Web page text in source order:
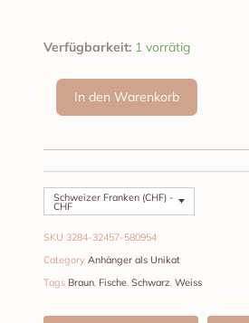
Verfügbarkeit: 1 vorrätig
Achat
Menge
In den Warenkorb
Schweizer Franken (CHF) -
CHF
SKU 3284-32457-580954
Category Anhänger als Unikat
Tags Braun Fische Schwarz Weiss